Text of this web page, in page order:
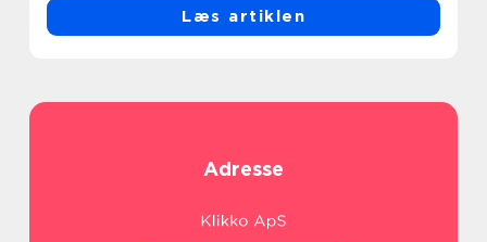
Læs artiklen
Adresse